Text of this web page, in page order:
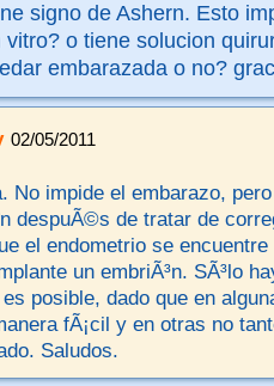
signo de Ashern. Esto
o tiene solucion
embarazada o no?
02/05/2011
No impide el embarazo,
despuÃ©s de tratar de
el endometrio se
un embriÃ³n. SÃ³lo
posible, dado que en
fÃ¡cil y en otras no
Saludos.